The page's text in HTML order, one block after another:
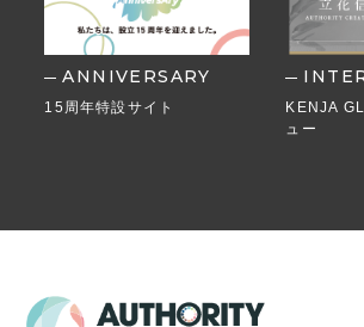
ANNIVERSARY
15周年特設サイト
KENJA
ュー